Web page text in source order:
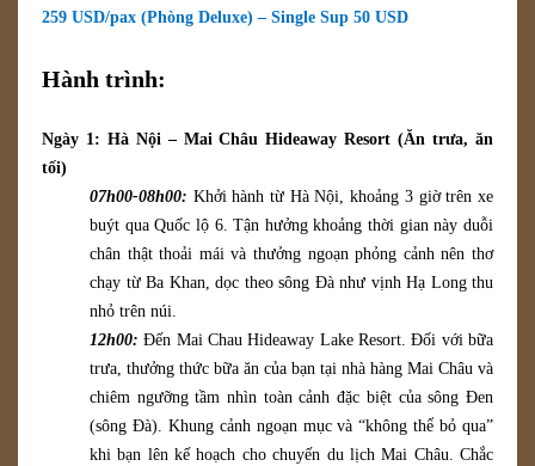
259 USD/pax (Phòng Deluxe) – Single Sup 50 USD
Hành trình:
Ngày 1: Hà Nội – Mai Châu Hideaway Resort (Ăn trưa,ăn
tối)
07h00-08h00: Khởi hành từ Hà Nội, khoảng 3 giờ trên xe
buýt qua Quốc lộ 6. Tận hưởng khoảng thời gian này duỗi
chân thật thoải mái và thưởng ngoạn phỏng cảnh nên thơ
chạy từ Ba Khan, dọc theo sông Đà như vịnh Hạ Long thu
nhỏ trên núi.
12h00: Đến Mai Chau Hideaway Lake Resort. Đối với bữa
trưa, thưởng thức bữa ăn của bạn tại nhà hàng Mai Châu và
chiêm ngưỡng tầm nhìn toàn cảnh đặc biệt của sông Đen
(sông Đà). Khung cảnh ngoạn mục và “không thể bỏ qua”
khi bạn lên kế hoạch cho chuyến du lịch Mai Châu. Chắc